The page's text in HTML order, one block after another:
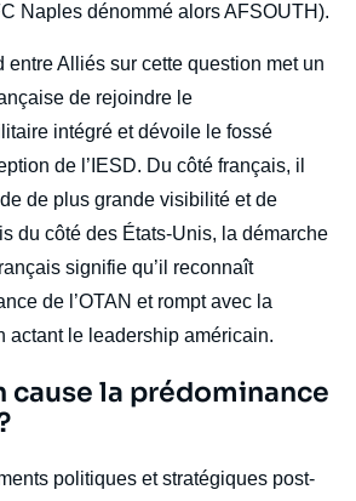
Naples dénommé alors AFSOUTH).
entre Alliés sur cette question met un
de rejoindre le
intégré et dévoile le fossé
de l’IESD. Du côté français, il
de plus grande visibilité et de
du côté des États-Unis, la démarche
signifie qu’il reconnaît
de l’OTAN et rompt avec la
actant le leadership américain.
cause la prédominance
politiques et stratégiques post-